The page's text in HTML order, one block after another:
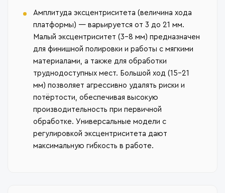
Амплитуда эксцентриситета (величина хода
платформы) — варьируется от 3 до 21 мм.
Малый эксцентриситет (3–8 мм) предназначен
для финишной полировки и работы с мягкими
материалами, а также для обработки
труднодоступных мест. Большой ход (15–21
мм) позволяет агрессивно удалять риски и
потёртости, обеспечивая высокую
производительность при первичной
обработке. Универсальные модели с
регулировкой эксцентриситета дают
максимальную гибкость в работе.